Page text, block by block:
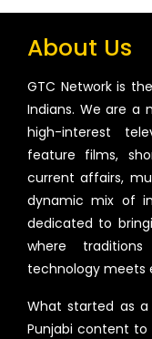
About Us
GTC Network is
Indians. We are a
high-interest
feature films,
current affairs,
dynamic mix of
dedicated to
where
technology meets
What started as
Punjabi content